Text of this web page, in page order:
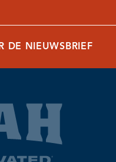
DE NIEUWSBRIEF